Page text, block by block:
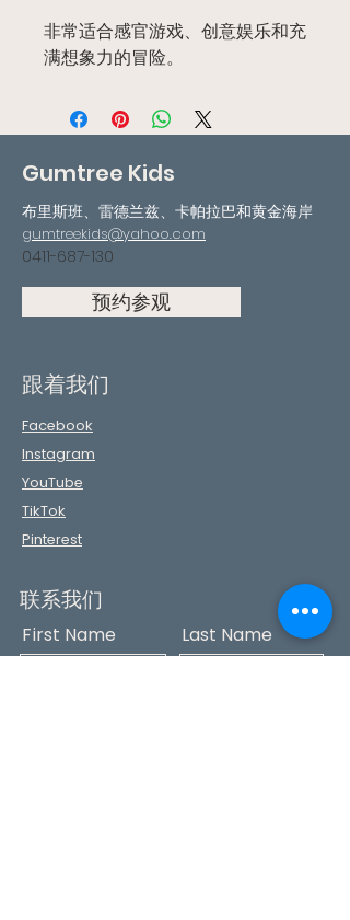
非常适合感官游戏、创意娱乐和充
满想象力的冒险。
Gumtree Kids
布里斯班、雷德兰兹、卡帕拉巴和黄金海岸
gumtreekids@yahoo.com
0411-687-130
预约参观
跟着我们
Facebook
Instagram
YouTube
TikTok
Pinterest
联系我们
First Name Last Name